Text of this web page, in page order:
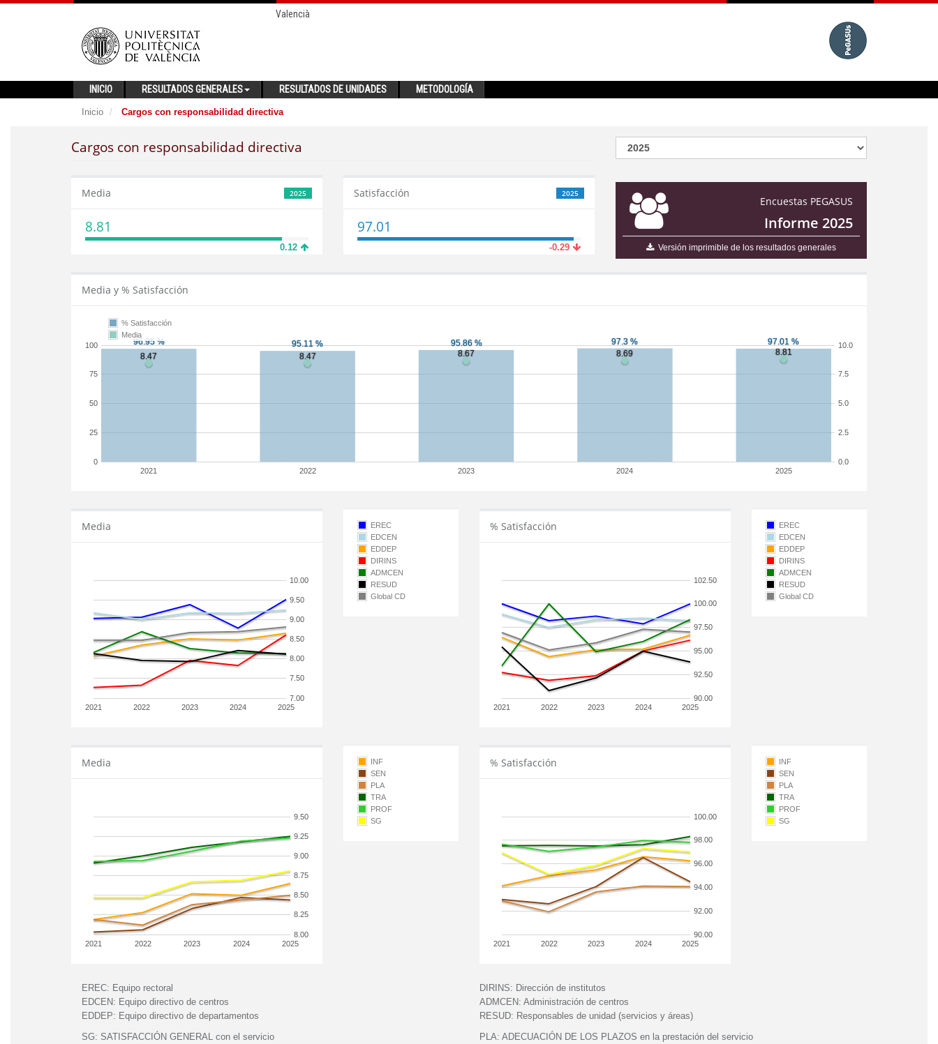
Valencià
INICIO RESULTADOS GENERALES RESULTADOS DE UNIDADES METODOLOGÍA
Inicio Cargos con responsabilidad directiva
Cargos con responsabilidad directiva
Encuestas PEGASUS
Informe 2025
Versión imprimible de los resultados generales
2025
Media
8.81
0.12
2025
Satisfacción
97.01
-0.29
Media y % Satisfacción
2021 2022 2023 2024 2025
0
25
50
75
100
0.0
2.5
5.0
7.5
10.0
% Satisfacción
Media
Media
2021 2022 2023 2024 2025
7.00
7.50
8.00
8.50
9.00
9.50
10.00
EREC
EDCEN
EDDEP
DIRINS
ADMCEN
RESUD
Global CD
% Satisfacción
2021 2022 2023 2024 2025
90.00
92.50
95.00
97.50
100.00
102.50
EREC
EDCEN
EDDEP
DIRINS
ADMCEN
RESUD
Global CD
Media
2021 2022 2023 2024 2025
8.00
8.25
8.50
8.75
9.00
9.25
9.50
INF
SEN
PLA
TRA
PROF
SG
% Satisfacción
2021 2022 2023 2024 2025
90.00
92.00
94.00
96.00
98.00
100.00
INF
SEN
PLA
TRA
PROF
SG
EREC: Equipo rectoral
EDCEN: Equipo directivo de centros
EDDEP: Equipo directivo de departamentos
DIRINS: Dirección de institutos
ADMCEN: Administración de centros
RESUD: Responsables de unidad (servicios y áreas)
SG: SATISFACCIÓN GENERAL con el servicio
PLA: ADECUACIÓN DE LOS PLAZOS en la prestación del servicio